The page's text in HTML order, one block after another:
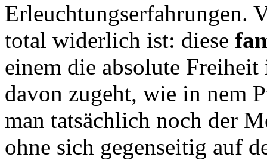
Erleuchtungserfahrungen.
total widerlich ist: diese
einem die absolute
davon zugeht, wie in nem
man tatsächlich noch der
ohne sich gegenseitig auf